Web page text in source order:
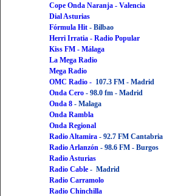
Cope Onda Naranja - Valencia
Dial Asturias
Fórmula Hit - Bilbao
Herri Irratia - Radio Popular
Kiss FM - Málaga
La Mega Radio
Mega Radio
OMC Radio - 107.3 FM - Madrid
Onda Cero - 98.0 fm - Madrid
Onda 8 - Malaga
Onda Rambla
Onda Regional
Radio Altamira - 92.7 FM Cantabria
Radio Arlanzón - 98.6 FM - Burgos
Radio Asturias
Radio Cable - Madrid
Radio Carramolo
Radio Chinchilla